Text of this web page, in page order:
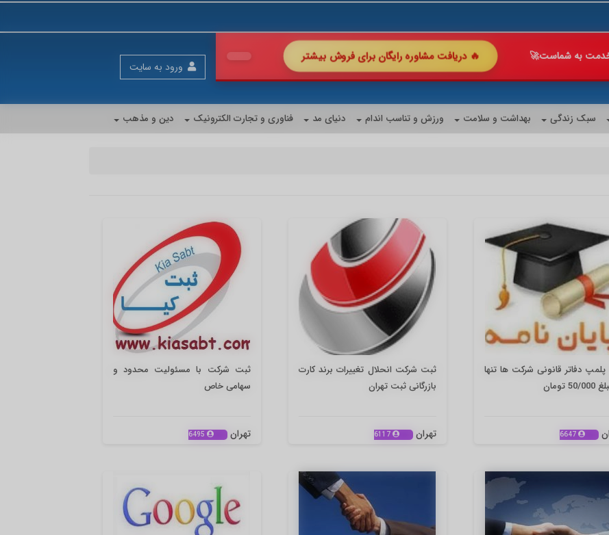
ما چند برابر کن!🚀 🔥 دریافت مشاوره رایگان برای فروش بیشتر
ورود به سایت
سبک زندگی بهداشت و سلامت ورزش و تناسب اندام دنیای مد فناوری و تجارت الکترونیک دین و مذهب
ثبت شرکت با مسئولیت محدود و
سهامی خاص
تهران
ثبت شرکت انحلال تغییرات برند کارت
بازرگانی ثبت تهران
تهران
پلمپ دفاتر قانونی شرکت ها تنها
تومان
6647